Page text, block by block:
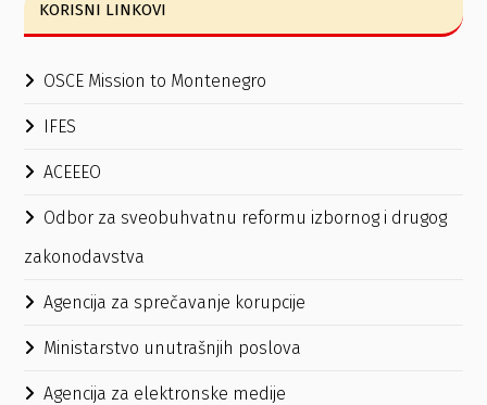
KORISNI LINKOVI
OSCE Mission to Montenegro
IFES
ACEEEO
Odbor za sveobuhvatnu reformu izbornog i drugog
zakonodavstva
Agencija za sprečavanje korupcije
Ministarstvo unutrašnjih poslova
Agencija za elektronske medije